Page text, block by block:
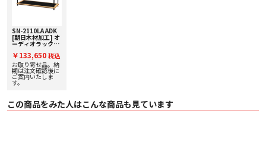
SN-2110LA ADK
[朝日木材加工] オ
ーディオラック
Series】
￥133,650 税込
お取り寄せ品。納
期は注文確認後に
ご案内いたしま
す。
この商品をみた人はこんな商品も見ています